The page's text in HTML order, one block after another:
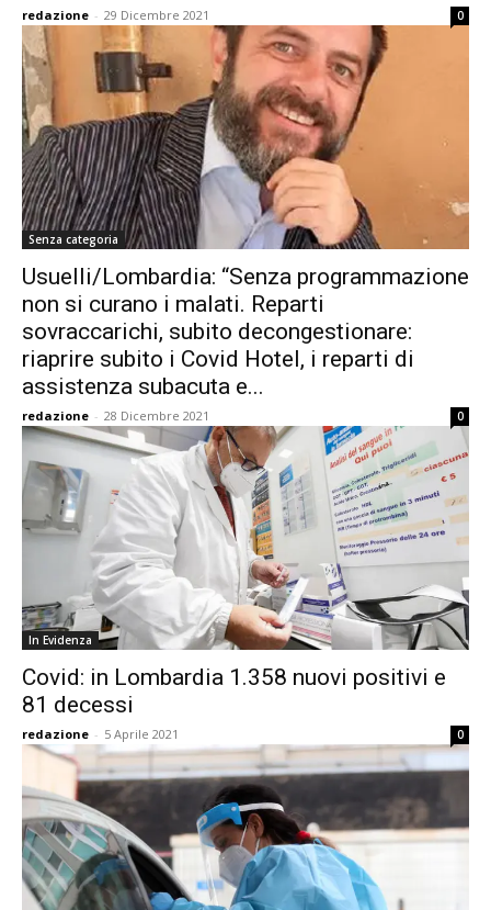
redazione - 29 Dicembre 2021 0
Senza categoria
Usuelli/Lombardia: “Senza programmazione
non si curano i malati. Reparti
sovraccarichi, subito decongestionare:
riaprire subito i Covid Hotel, i reparti di
assistenza subacuta e...
redazione - 28 Dicembre 2021 0
In Evidenza
Covid: in Lombardia 1.358 nuovi positivi e
81 decessi
redazione - 5 Aprile 2021 0